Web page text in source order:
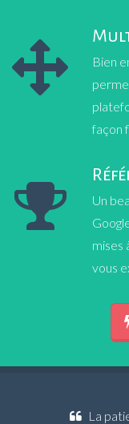
Bien
façon
Un
mises
vous
La